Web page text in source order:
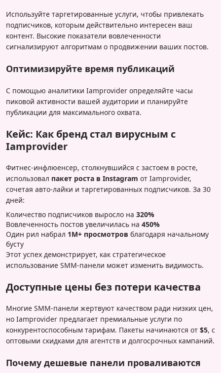
Используйте таргетированные услуги, чтобы привлекать
подписчиков, которым действительно интересен ваш
контент. Высокие показатели вовлеченности
сигнализируют алгоритмам о продвижении ваших постов.
Оптимизируйте время публикаций
С помощью аналитики Iamprovider определяйте часы
пиковой активности вашей аудитории и планируйте
публикации для максимального охвата.
Кейс: Как бренд стал вирусным с
Iamprovider
Фитнес-инфлюенсер, столкнувшийся с застоем в росте,
использовал пакет роста в Instagram от Iamprovider,
сочетая авто-лайки и таргетированных подписчиков. За 30
дней:
Количество подписчиков выросло на 320%
Вовлеченность постов увеличилась на 450%
Один рил набрал 1M+ просмотров благодаря начальному
бусту
Этот успех демонстрирует, как стратегическое
использование SMM-панели может изменить видимость.
Доступные цены без потери качества
Многие SMM-панели жертвуют качеством ради низких цен,
но Iamprovider предлагает премиальные услуги по
конкурентоспособным тарифам. Пакеты начинаются от $5, с
оптовыми скидками для агентств и долгосрочных кампаний.
Почему дешевые панели проваливаются